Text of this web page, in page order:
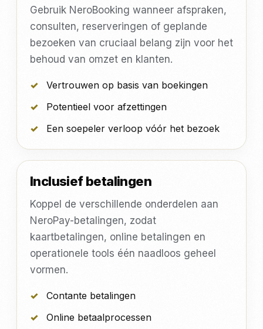
Gebruik NeroBooking wanneer afspraken,
consulten, reserveringen of geplande
bezoeken van cruciaal belang zijn voor het
behoud van omzet en klanten.
Vertrouwen op basis van boekingen
Potentieel voor afzettingen
Een soepeler verloop vóór het bezoek
Inclusief betalingen
Koppel de verschillende onderdelen aan
NeroPay-betalingen, zodat
kaartbetalingen, online betalingen en
operationele tools één naadloos geheel
vormen.
Contante betalingen
Online betaalprocessen